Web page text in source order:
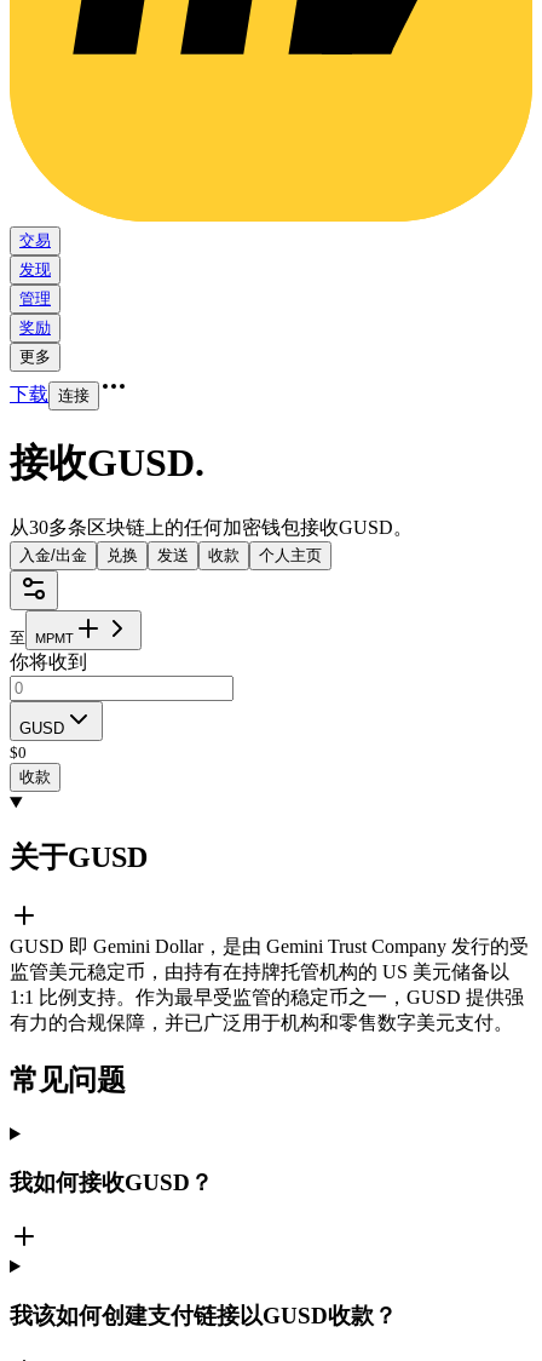
交易
发现
管理
奖励
更多
下载 连接
接收GUSD.
从30多条区块链上的任何加密钱包接收GUSD。
入金/出金 兑换 发送 收款 个人主页
至 MPMT
你将收到
GUSD
$0
收款
关于GUSD
GUSD 即 Gemini Dollar，是由 Gemini Trust Company 发行的受
监管美元稳定币，由持有在持牌托管机构的 US 美元储备以
1:1 比例支持。作为最早受监管的稳定币之一，GUSD 提供强
有力的合规保障，并已广泛用于机构和零售数字美元支付。
常见问题
我如何接收GUSD？
我该如何创建支付链接以GUSD收款？